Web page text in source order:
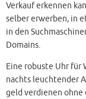
Verkauf erkennen
selber erwerben, in
in den
Domains.
Eine robuste Uhr für
nachts leuchtender
geld verdienen ohne